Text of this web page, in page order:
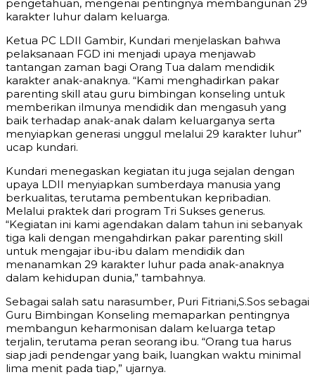
pengetahuan, mengenai pentingnya membangunan 29
karakter luhur dalam keluarga.
Ketua PC LDII Gambir, Kundari menjelaskan bahwa
pelaksanaan FGD ini menjadi upaya menjawab
tantangan zaman bagi Orang Tua dalam mendidik
karakter anak-anaknya. “Kami menghadirkan pakar
parenting skill atau guru bimbingan konseling untuk
memberikan ilmunya mendidik dan mengasuh yang
baik terhadap anak-anak dalam keluarganya serta
menyiapkan generasi unggul melalui 29 karakter luhur”
ucap kundari.
Kundari menegaskan kegiatan itu juga sejalan dengan
upaya LDII menyiapkan sumberdaya manusia yang
berkualitas, terutama pembentukan kepribadian.
Melalui praktek dari program Tri Sukses generus.
“Kegiatan ini kami agendakan dalam tahun ini sebanyak
tiga kali dengan mengahdirkan pakar parenting skill
untuk mengajar ibu-ibu dalam mendidik dan
menanamkan 29 karakter luhur pada anak-anaknya
dalam kehidupan dunia,” tambahnya.
Sebagai salah satu narasumber, Puri Fitriani,S.Sos sebagai
Guru Bimbingan Konseling memaparkan pentingnya
membangun keharmonisan dalam keluarga tetap
terjalin, terutama peran seorang ibu. “Orang tua harus
siap jadi pendengar yang baik, luangkan waktu minimal
lima menit pada tiap,” ujarnya.